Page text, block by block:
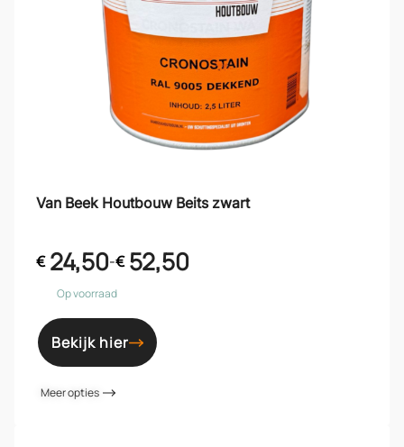
Van Beek Houtbouw Beits zwart
€24,50-€52,50
Op voorraad
Bekijk hier
Meer opties